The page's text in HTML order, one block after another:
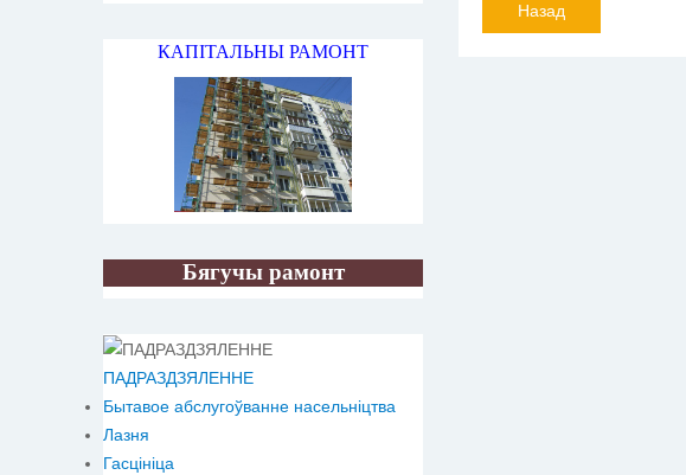
Назад
КАПІТАЛЬНЫ РАМОНТ
Бягучы рамонт
ПАДРАЗДЗЯЛЕННЕ
Бытавое абслугоўванне насельніцтва
Лазня
Гасцініца